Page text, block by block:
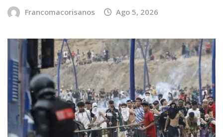
Francomacorisanos Ago 5, 2026